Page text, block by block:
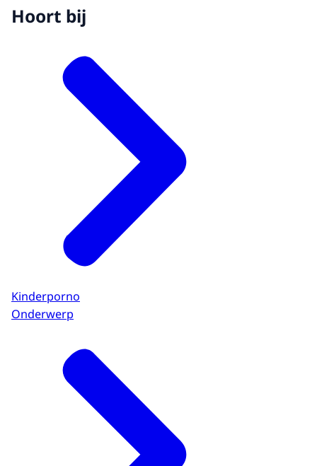
Hoort bij
Kinderporno
Onderwerp